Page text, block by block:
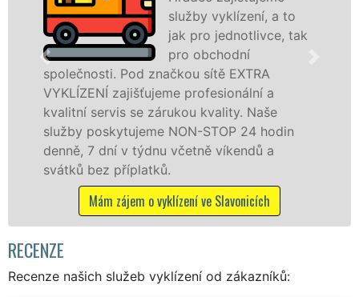
služby vyklízení, a to
jak pro jednotlivce, tak
pro obchodní
značkou sítě EXTRA
profesionální a
se zárukou kvality. Naše
NON-STOP 24 hodin
týdnu včetně víkendů a
o vyklízení ve Slavonicích
službu jak
osobám se
práce, a to
Mám zájem
RECENZE
Recenze našich služeb vyklízení od zákazníků: